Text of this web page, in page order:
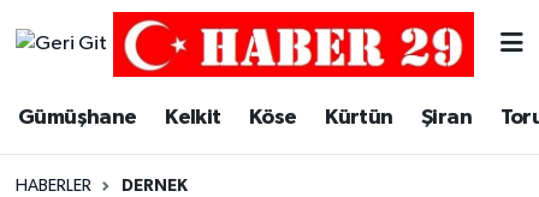
Gümüşhane Kelkit Köse Kürtün Şiran
HABERLER DERNEK
Merkez Trafik Yoğunluk Haritası